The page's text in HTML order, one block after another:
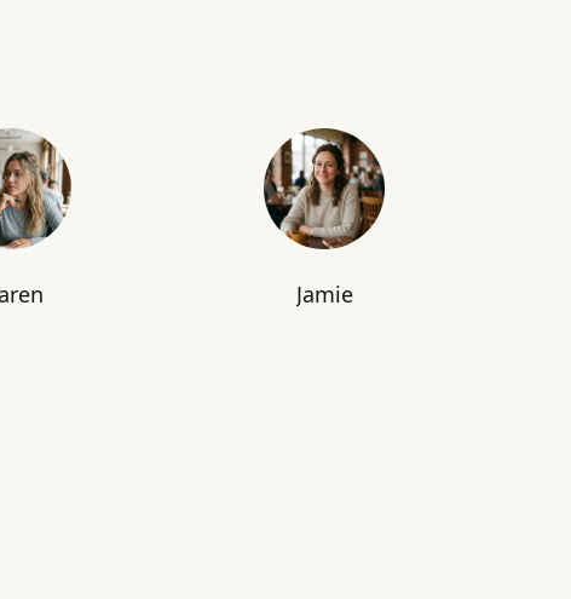
Jamie